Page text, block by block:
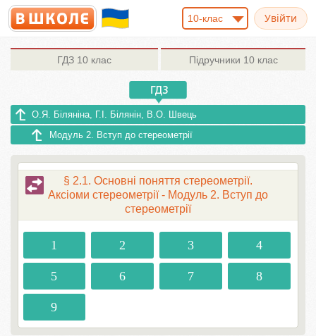
10-клас
ГДЗ 10 клас Підручники 10 клас
О.Я. Біляніна, Г.І. Білянін, В.О. Швець
Модуль 2. Вступ до стереометрії
§ 2.1. Основні поняття стереометрії.
Аксіоми стереометрії - Модуль 2. Вступ до
стереометрії
1 2 3 4
5 6 7 8
9